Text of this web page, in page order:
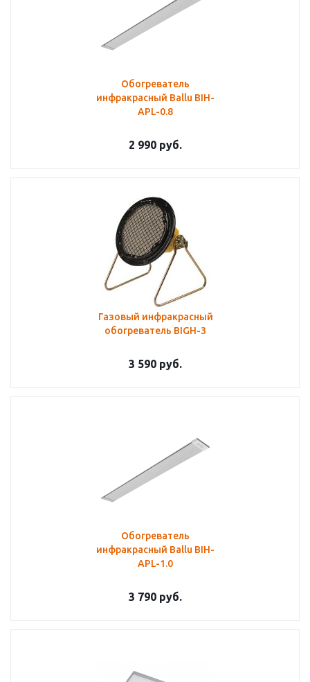
Обогреватель
инфракрасный Ballu BIH-
APL-0.8
2 990 руб.
Газовый инфракрасный
обогреватель BIGH-3
3 590 руб.
Обогреватель
инфракрасный Ballu BIH-
APL-1.0
3 790 руб.